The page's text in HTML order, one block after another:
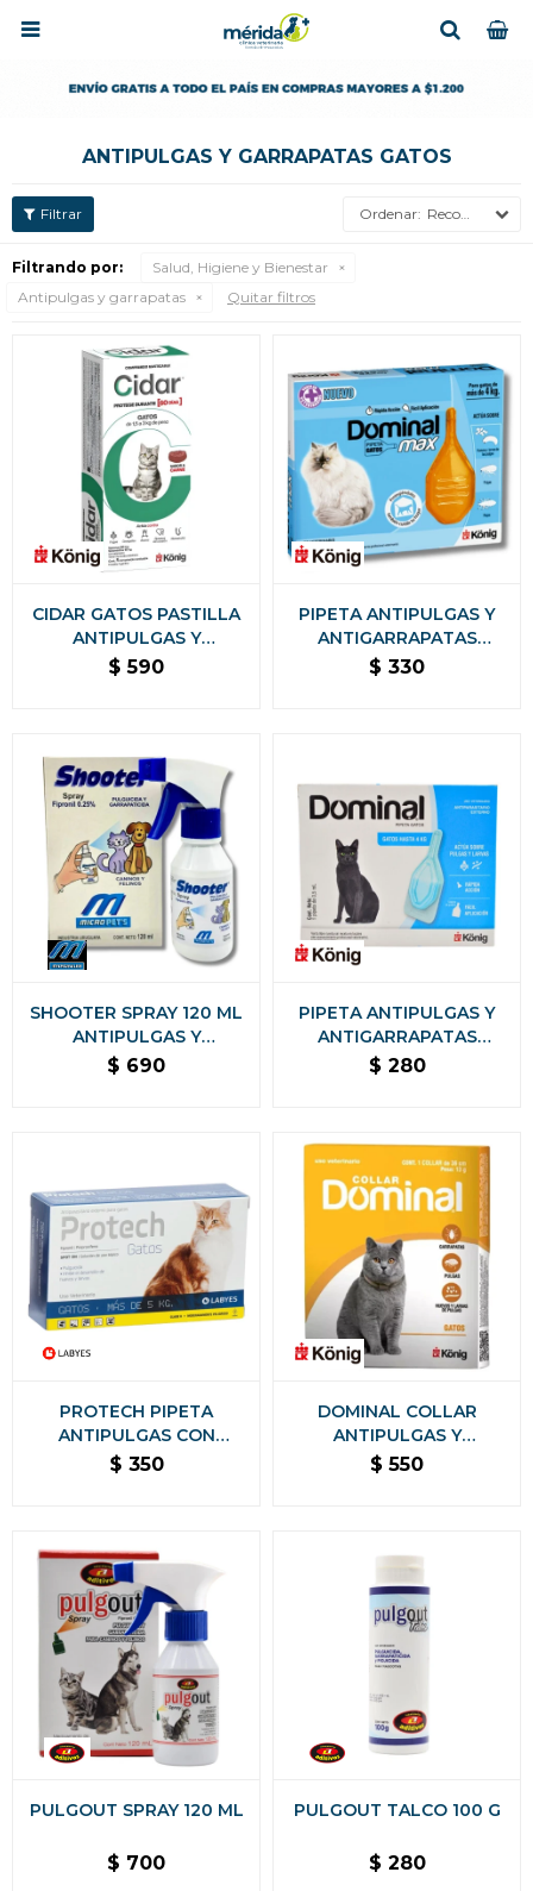

ANTIPULGAS Y GARRAPATAS GATOS
Recomendados
Filtrando por:
Salud, Higiene y Bienestar
Antipulgas y garrapatas
Quitar filtros
CIDAR GATOS PASTILLA
ANTIPULGAS Y
ANTIGARRAPATAS KONIG
$ 590
PIPETA ANTIPULGAS Y
ANTIGARRAPATAS
DOMINAL MAX GATOS +
$ 330
SHOOTER SPRAY 120 ML
ANTIPULGAS Y
GARRAPATAS PARA
$ 690
PIPETA ANTIPULGAS Y
ANTIGARRAPATAS
DOMINAL GATOS KONIG -
$ 280
PROTECH PIPETA
ANTIPULGAS CON
ACCIÓN AMBIENTAL
$ 350
DOMINAL COLLAR
ANTIPULGAS Y
GARRAPATAS PARA
$ 550
PULGOUT SPRAY 120 ML
$ 700
PULGOUT TALCO 100 G
$ 280